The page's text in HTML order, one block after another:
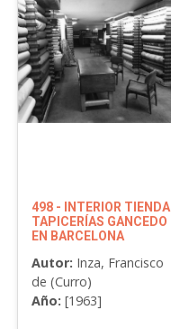
498 - INTERIOR TIENDA
TAPICERÍAS GANCEDO
EN BARCELONA
Autor: Inza, Francisco
de (Curro)
Año: [1963]